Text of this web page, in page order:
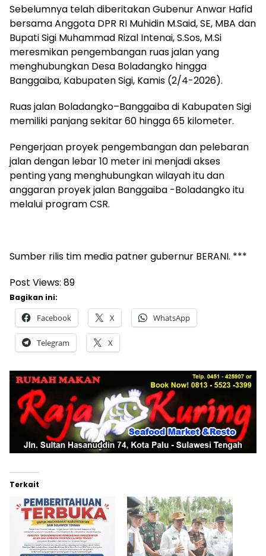
Sebelumnya telah diberitakan Gubenur Anwar Hafid
bersama Anggota DPR RI Muhidin M.Said, SE, MBA dan
Bupati Sigi Muhammad Rizal Intenai, S.Sos, M.Si
meresmikan pengembangan ruas jalan yang
menghubungkan Desa Boladangko hingga
Banggaiba, Kabupaten Sigi, Kamis (2/4-2026).
Ruas jalan Boladangko–Banggaiba di Kabupaten Sigi
memiliki panjang sekitar 60 hingga 65 kilometer.
Pengerjaan proyek pengembangan dan pelebaran
jalan dengan lebar 10 meter ini menjadi akses
penting yang menghubungkan wilayah itu dan
anggaran proyek jalan Banggaiba -Boladangko itu
melalui program CSR.
Sumber rilis tim media patner gubernur BERANI. ***
Post Views: 89
Bagikan ini:
Facebook X WhatsApp
Telegram X
Terkait